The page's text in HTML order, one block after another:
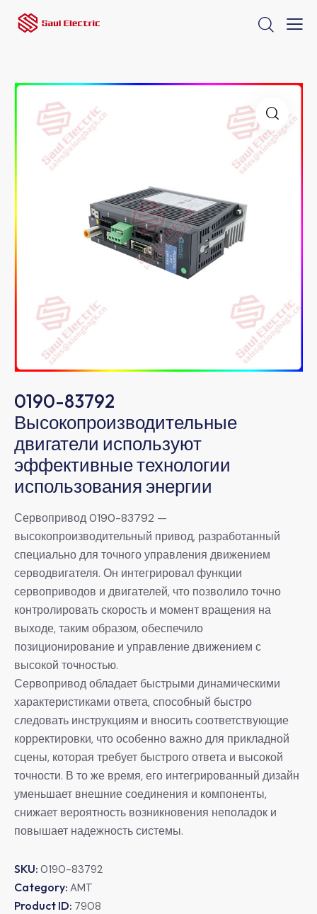
0190-83792
Высокопроизводительные
двигатели используют
эффективные технологии
использования энергии
Сервопривод 0190-83792 —
высокопроизводительный привод, разработанный
специально для точного управления движением
серводвигателя. Он интегрировал функции
сервоприводов и двигателей, что позволило точно
контролировать скорость и момент вращения на
выходе, таким образом, обеспечило
позиционирование и управление движением с
высокой точностью.
Сервопривод обладает быстрыми динамическими
характеристиками ответа, способный быстро
следовать инструкциям и вносить соответствующие
корректировки, что особенно важно для прикладной
сцены, которая требует быстрого ответа и высокой
точности. В то же время, его интегрированный дизайн
уменьшает внешние соединения и компоненты,
снижает вероятность возникновения неполадок и
повышает надежность системы.
SKU: 0190-83792
Category: AMT
Product ID: 7908